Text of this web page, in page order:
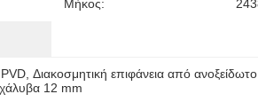
Μήκος:
, Διακοσμητική επιφάνεια από
12 mm